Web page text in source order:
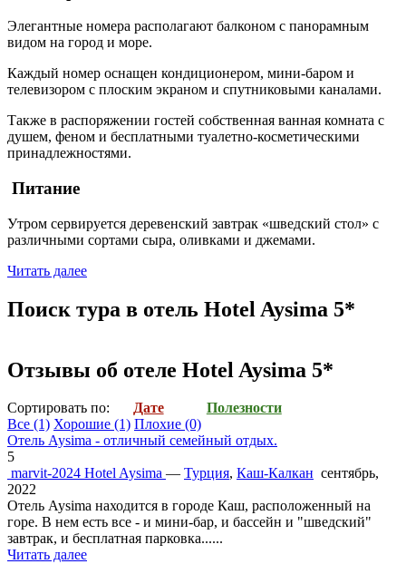
Элегантные номера располагают балконом с панорамным
видом на город и море.
Каждый номер оснащен кондиционером, мини-баром и
телевизором с плоским экраном и спутниковыми каналами.
Также в распоряжении гостей собственная ванная комната с
душем, феном и бесплатными туалетно-косметическими
принадлежностями.
Питание
Утром сервируется деревенский завтрак «шведский стол» с
различными сортами сыра, оливками и джемами.
Читать далее
Поиск тура в отель Hotel Aysima 5*
Отзывы об отеле Hotel Aysima 5*
Cортировать по: Дате
Полезности
Все (1) Хорошие (1) Плохие (0)
Отель Aysima - отличный семейный отдых.
5
marvit-2024 Hotel Aysima — Турция, Каш-Калкан сентябрь,
2022
Отель Aysima находится в городе Каш, расположенный на
горе. В нем есть все - и мини-бар, и бассейн и "шведский"
завтрак, и бесплатная парковка......
Читать далее